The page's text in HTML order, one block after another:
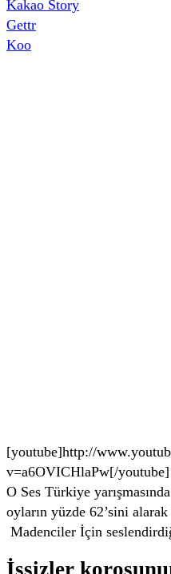
Kakao Story
Gettr
Koo
[youtube]http://
v=a6OVICHlaPw[/youtube]
O Ses Türkiye
oyların yüzde 62’sini
Madenciler İçin